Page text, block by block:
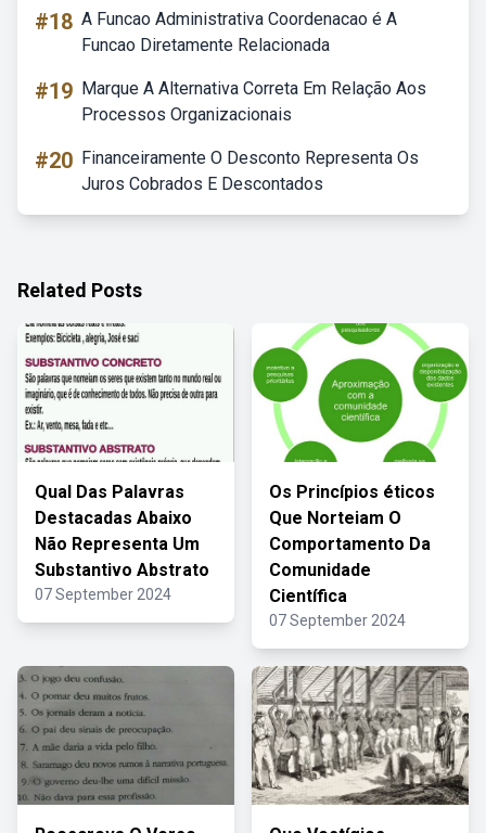
#18 A Funcao Administrativa Coordenacao é A
Funcao Diretamente Relacionada
#19 Marque A Alternativa Correta Em Relação Aos
Processos Organizacionais
#20 Financeiramente O Desconto Representa Os
Juros Cobrados E Descontados
Related Posts
Qual Das Palavras
Destacadas Abaixo
Não Representa Um
Substantivo Abstrato
07 September 2024
Os Princípios éticos
Que Norteiam O
Comportamento Da
Comunidade
Científica
07 September 2024